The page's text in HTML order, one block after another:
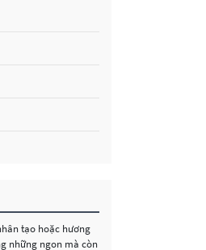
tạo hoặc hương
những ngon mà còn